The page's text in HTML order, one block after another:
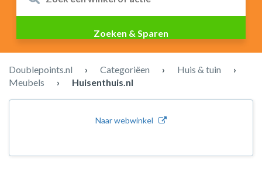
Doublepoints.nl › Categoriëen › Huis & tuin
›
Meubels
› Huisenthuis.nl
Naar webwinkel